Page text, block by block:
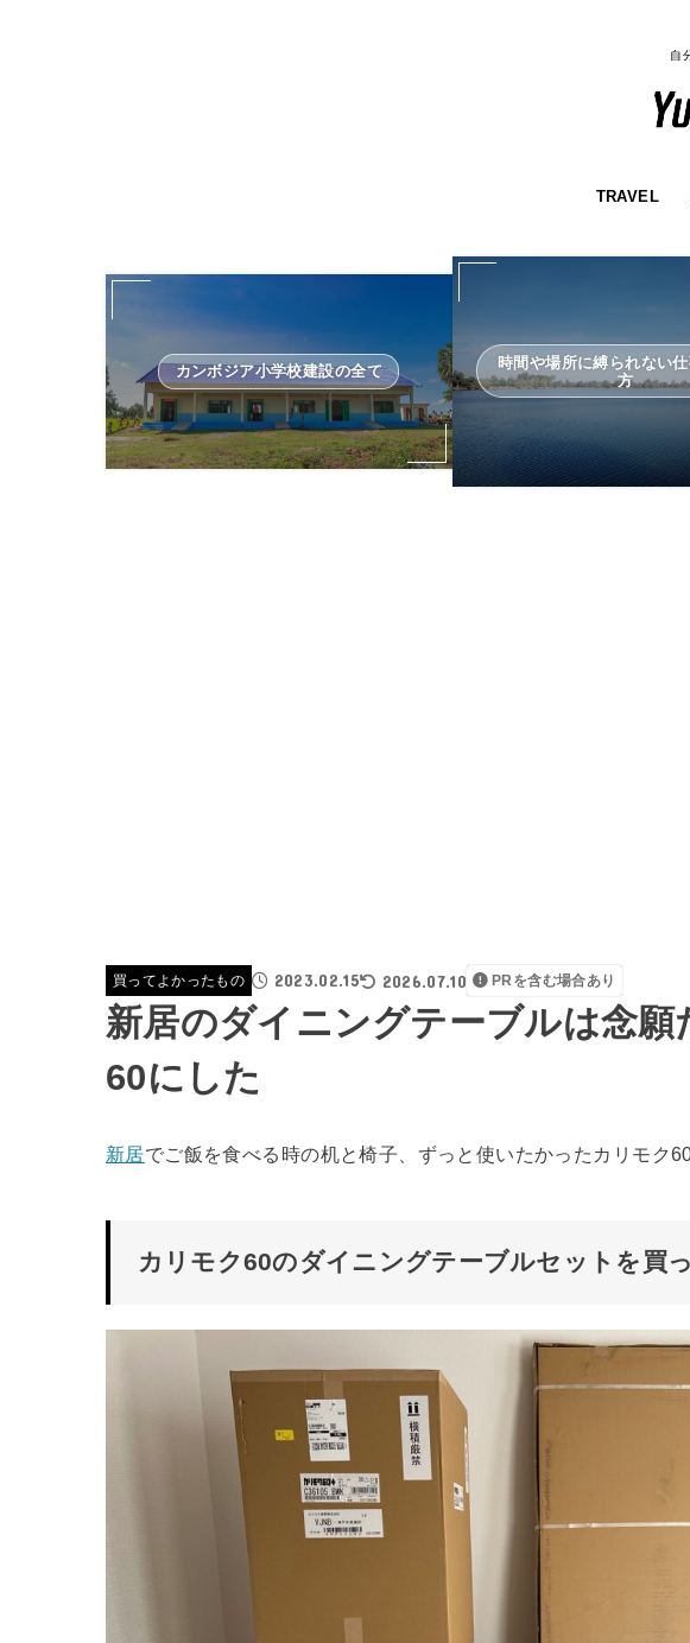
自
TRAVEL
カンボジア小学校建設の全て
時間や場所に縛られない仕
方
買ってよかったもの 2023.02.15 2026.07.10 PRを含む場合あり
新居のダイニングテーブルは念願
60にした
新居でご飯を食べる時の机と椅子、ずっと使いたかったカリモク
カリモク60のダイニングテーブルセットを買